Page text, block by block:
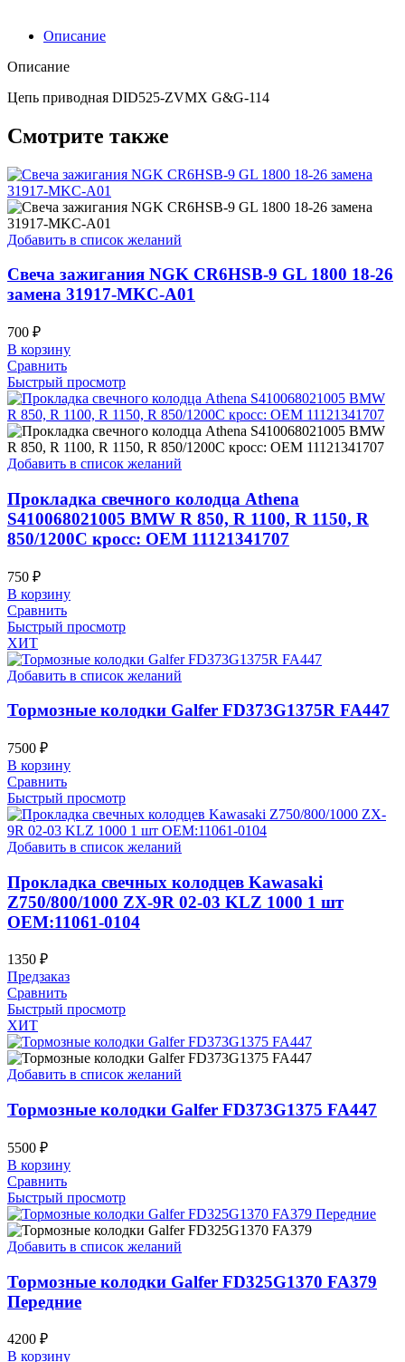
Описание
Описание
Цепь приводная DID525-ZVMX G&G-114
Смотрите также
Добавить в список желаний
Свеча зажигания NGK CR6HSB-9 GL 1800 18-26
замена 31917-MKC-A01
700 ₽
В корзину
Сравнить
Быстрый просмотр
Добавить в список желаний
Прокладка свечного колодца Athena
S410068021005 BMW R 850, R 1100, R 1150, R
850/1200C кросс: OEM 11121341707
750 ₽
В корзину
Сравнить
Быстрый просмотр
ХИТ
Добавить в список желаний
Тормозные колодки Galfer FD373G1375R FA447
7500 ₽
В корзину
Сравнить
Быстрый просмотр
Добавить в список желаний
Прокладка свечных колодцев Kawasaki
Z750/800/1000 ZX-9R 02-03 KLZ 1000 1 шт
OEM:11061-0104
1350 ₽
Предзаказ
Сравнить
Быстрый просмотр
ХИТ
Добавить в список желаний
Тормозные колодки Galfer FD373G1375 FA447
5500 ₽
В корзину
Сравнить
Быстрый просмотр
Добавить в список желаний
Тормозные колодки Galfer FD325G1370 FA379
Передние
4200 ₽
В корзину